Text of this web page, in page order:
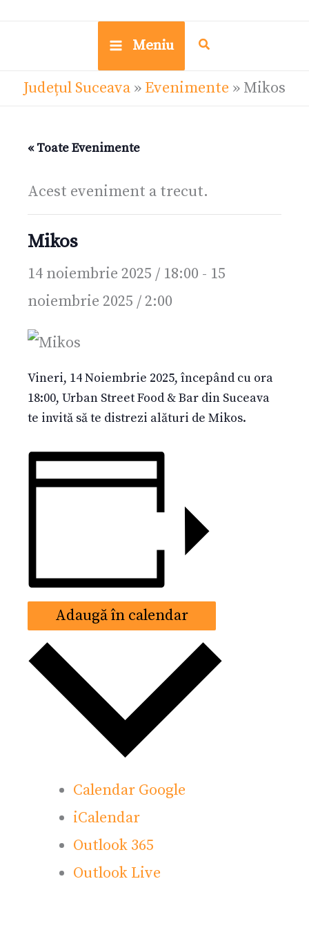
Meniu
Județul Suceava » Evenimente » Mikos
« Toate Evenimente
Acest eveniment a trecut.
Mikos
14 noiembrie 2025 / 18:00 - 15
noiembrie 2025 / 2:00
Vineri, 14 Noiembrie 2025, începând cu ora
18:00, Urban Street Food & Bar din Suceava
te invită să te distrezi alături de Mikos.
Adaugă în calendar
Calendar Google
iCalendar
Outlook 365
Outlook Live